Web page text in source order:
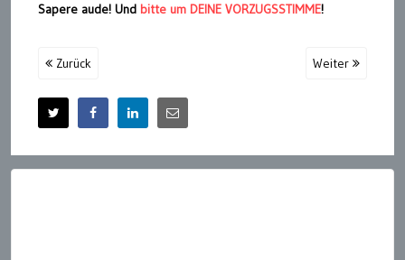
Sapere aude! Und bitte um DEINE VORZUGSSTIMME!
Zurück Weiter